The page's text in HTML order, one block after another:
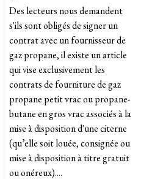
Des lecteurs nous demandent
s'ils sont obligés de signer un
contrat avec un fournisseur de
gaz propane, il existe un article
qui vise exclusivement les
contrats de fourniture de gaz
propane petit vrac ou propane-
butane en gros vrac associés à la
mise à disposition d'une citerne
(qu’elle soit louée, consignée ou
mise à disposition à titre gratuit
ou onéreux)....